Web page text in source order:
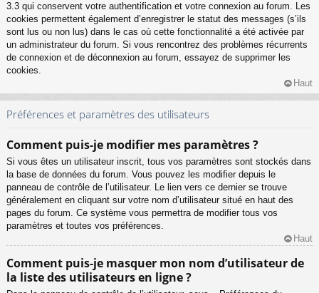
3.3 qui conservent votre authentification et votre connexion au forum. Les
cookies permettent également d’enregistrer le statut des messages (s’ils
sont lus ou non lus) dans le cas où cette fonctionnalité a été activée par
un administrateur du forum. Si vous rencontrez des problèmes récurrents
de connexion et de déconnexion au forum, essayez de supprimer les
cookies.
Haut
Préférences et paramètres des utilisateurs
Comment puis-je modifier mes paramètres ?
Si vous êtes un utilisateur inscrit, tous vos paramètres sont stockés dans
la base de données du forum. Vous pouvez les modifier depuis le
panneau de contrôle de l’utilisateur. Le lien vers ce dernier se trouve
généralement en cliquant sur votre nom d’utilisateur situé en haut des
pages du forum. Ce système vous permettra de modifier tous vos
paramètres et toutes vos préférences.
Haut
Comment puis-je masquer mon nom d’utilisateur de
la liste des utilisateurs en ligne ?